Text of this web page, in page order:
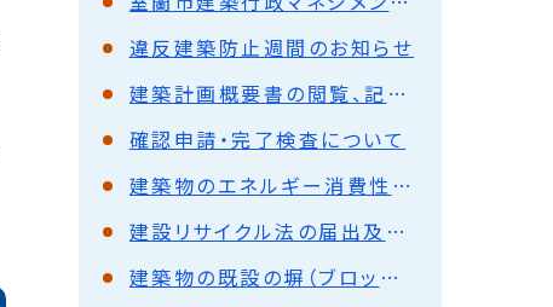
違反建築防止週間のお知らせ
建築計画概要書の閲覧、記載事項証明書、接道証明書、道路位置指定図の写の交付について
確認申請・完了検査について
建築物のエネルギー消費性能の向上に関する法律（建築物省エネ法）に基づく手続き
建設リサイクル法の届出及び建築物除却届について
建築物の既設の塀（ブロック塀や組積造の塀）の安全点検について